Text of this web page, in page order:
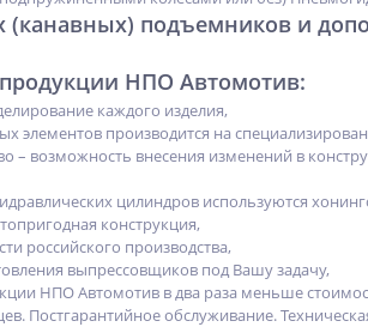
подъемников и
НПО Автомотив:
каждого изделия,
элементов производится на
– возможность внесения изменений в
цилиндров используются
конструкция,
российского производства,
выпрессовщиков под Вашу задачу,
НПО Автомотив в два раза меньше
Постгарантийное обслуживание.